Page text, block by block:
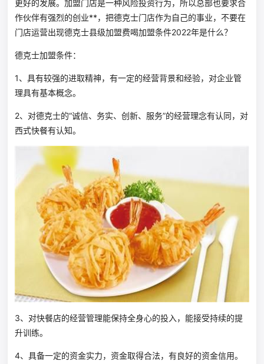
更好的发展。加盟门店是一种风险投资行为，所以总部也要求合
作伙伴有强烈的创业**，把德克士门店作为自己的事业，不要在
门店运营出现德克士县级加盟费喝加盟条件2022年是什么？
德克士加盟条件：
1、具有较强的进取精神，有一定的经营背景和经验，对企业管
理具有基本概念。
2、对德克士的“诚信、务实、创新、服务”的经营理念有认同，对
西式快餐有认知。
3、对快餐店的经营管理能保持全身心的投入，能接受持续的提
升训练。
4、具备一定的资金实力，资金取得合法，有良好的资金信用。